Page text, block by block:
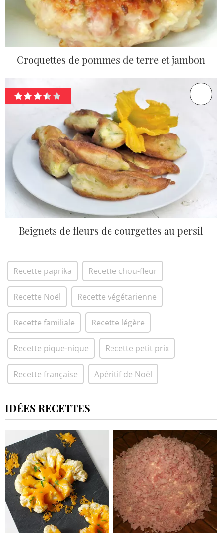
Croquettes de pommes de terre et jambon
Beignets de fleurs de courgettes au persil
Recette paprika Recette chou-fleur
Recette Noël Recette végétarienne
Recette familiale Recette légère
Recette pique-nique Recette petit prix
Recette française Apéritif de Noël
IDÉES RECETTES